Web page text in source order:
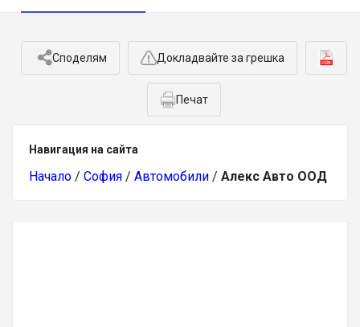
Споделям Докладвайте за грешка
Печат
Навигация на сайта
Начало / София / Автомобили / Алекс Авто ООД